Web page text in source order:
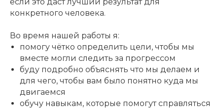
конкретного человека.
Во время нашей работы я:
помогу чётко определить цели, чтобы мы
вместе могли следить за прогрессом
буду подробно объяснять что мы делаем и
для чего, чтобы вам было понятно куда мы
двигаемся
обучу навыкам, которые помогут справляться